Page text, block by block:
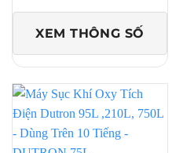
XEM THÔNG SỐ